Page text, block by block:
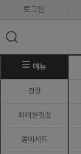
로그인
메뉴
정장
화려한정장
콤비세트